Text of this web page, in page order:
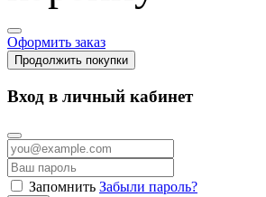
Оформить заказ
Продолжить покупки
Вход в личный кабинет
Запомнить Забыли пароль?